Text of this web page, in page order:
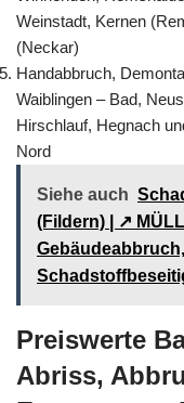
Weinstadt, Kernen
(Neckar)
Handabbruch,
Waiblingen – Bad,
Hirschlauf, Hegnach
Nord
Siehe auch
(Fildern) | ↗️
Preiswerte
Abriss,